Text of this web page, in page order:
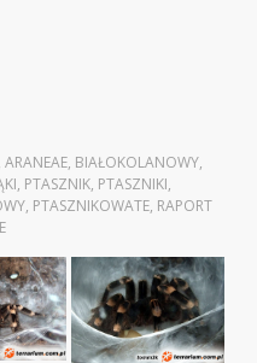
,ARANEAE, BIAŁOKOLANOWY,
, PTASZNIK, PTASZNIKI,
, PTASZNIKOWATE, RAPORT